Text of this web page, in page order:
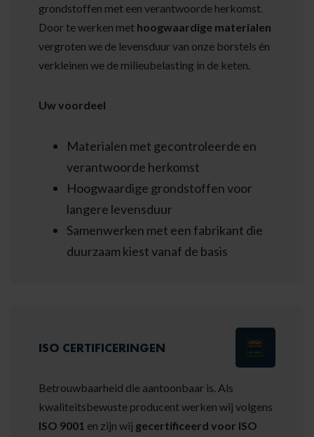
grondstoffen met een verantwoorde herkomst.
Door te werken met hoogwaardige materialen
vergroten we de levensduur van onze borstels én
verkleinen we de milieubelasting in de keten.
Uw voordeel
Materialen met gecontroleerde en
verantwoorde herkomst
Hoogwaardige grondstoffen voor
langere levensduur
Samenwerken met een fabrikant die
duurzaam kiest vanaf de basis
ISO CERTIFICERINGEN
Betrouwbaarheid die aantoonbaar is. Als
kwaliteitsbewuste producent werken wij volgens
ISO 9001 en zijn wij gecertificeerd voor ISO